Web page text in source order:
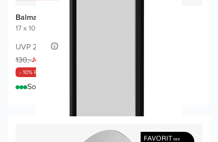
Balmani Expo Gäste-WC Spiegel
17 x 109 cm
UVP 280,-
130,-Jetzt
- 10% Rabatt
Sofort lieferbar